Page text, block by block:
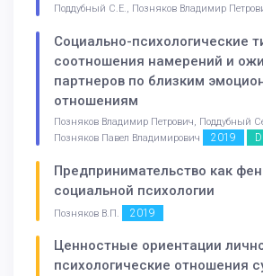
Поддубный С.Е., Позняков Владимир
Социально-психологические
соотношения намерений и
партнеров по близким
отношениям
Позняков Владимир Петрович, Поддубный
Позняков Павел Владимирович
2019
Предпринимательство как
социальной психологии
Позняков В.П. 2019
Ценностные ориентации
психологические отношения